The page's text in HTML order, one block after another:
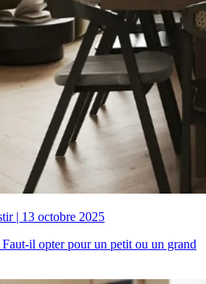
| 13 octobre 2025
il opter pour un petit ou un grand